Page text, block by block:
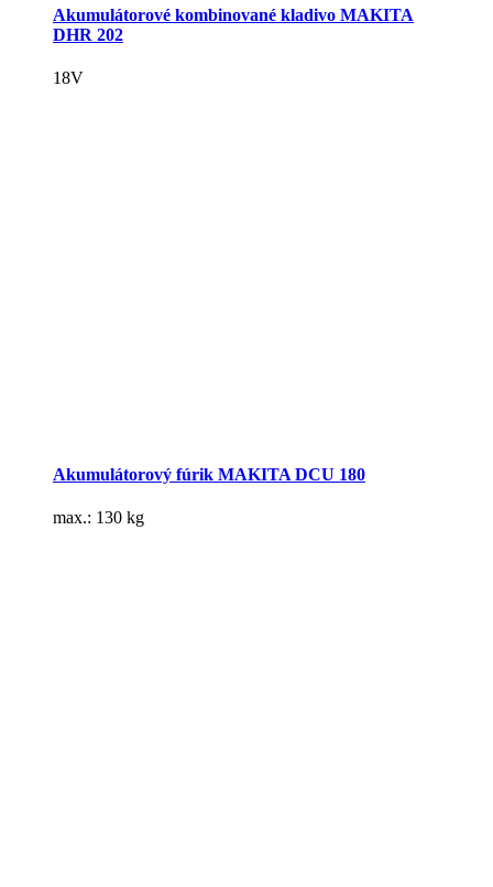
Akumulátorové kombinované kladivo MAKITA
DHR 202
18V
Akumulátorový fúrik MAKITA DCU 180
max.: 130 kg